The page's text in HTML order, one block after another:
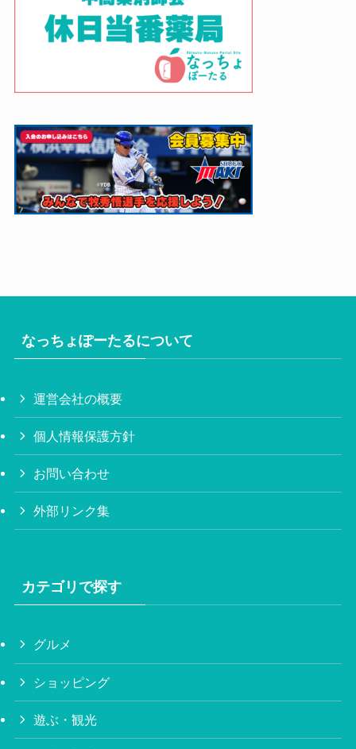
なっちょぽーたるについて
運営会社の概要
個人情報保護方針
お問い合わせ
外部リンク集
カテゴリで探す
グルメ
ショッピング
遊ぶ・観光